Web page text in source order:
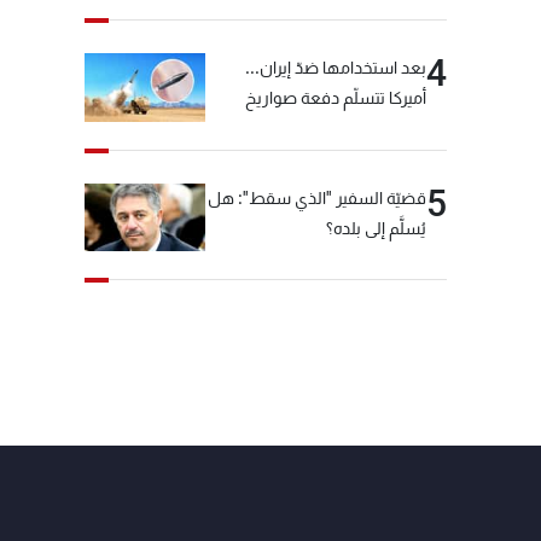
4بعد استخدامها ضدّ إيران...
أميركا تتسلّم دفعة صواريخ
5قضيّة السفير "الذي سقط": هل
يُسلَّم إلى بلده؟